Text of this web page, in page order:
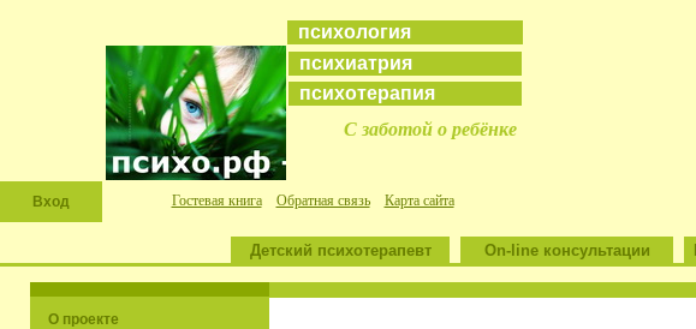
психология
психиатрия
психотерапия
С заботой о ребёнке
Вход Гостевая книга Обратная связь Карта сайта
Детский психотерапевт On-line консультации
О проекте